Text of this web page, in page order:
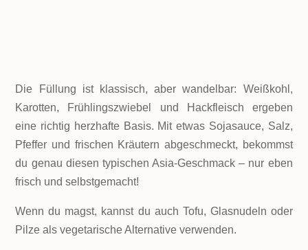
Die Füllung ist klassisch, aber wandelbar: Weißkohl,
Karotten, Frühlingszwiebel und Hackfleisch ergeben
eine richtig herzhafte Basis. Mit etwas Sojasauce, Salz,
Pfeffer und frischen Kräutern abgeschmeckt, bekommst
du genau diesen typischen Asia-Geschmack – nur eben
frisch und selbstgemacht!
Wenn du magst, kannst du auch Tofu, Glasnudeln oder
Pilze als vegetarische Alternative verwenden.